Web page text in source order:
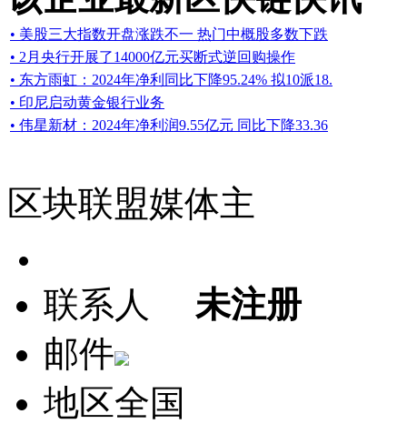
• 美股三大指数开盘涨跌不一 热门中概股多数下跌
• 2月央行开展了14000亿元买断式逆回购操作
• 东方雨虹：2024年净利同比下降95.24% 拟10派18.
• 印尼启动黄金银行业务
• 伟星新材：2024年净利润9.55亿元 同比下降33.36
区块联盟媒体主
联系人
未注册
邮件
地区全国